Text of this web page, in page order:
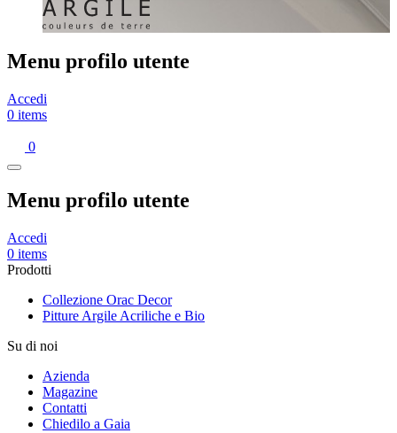
Menu profilo utente
Accedi
0 items
0
Menu profilo utente
Accedi
0 items
Prodotti
Collezione Orac Decor
Pitture Argile Acriliche e Bio
Su di noi
Azienda
Magazine
Contatti
Chiedilo a Gaia